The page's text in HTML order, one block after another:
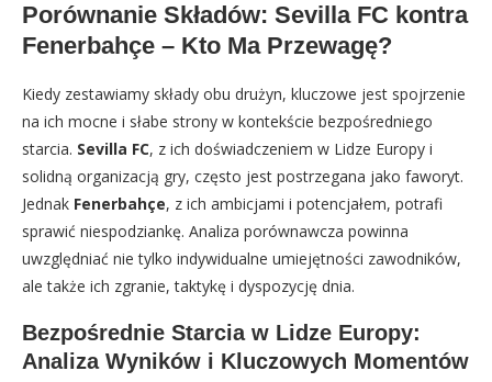
Porównanie Składów: Sevilla FC kontra
Fenerbahçe – Kto Ma Przewagę?
Kiedy zestawiamy składy obu drużyn, kluczowe jest spojrzenie
na ich mocne i słabe strony w kontekście bezpośredniego
starcia. Sevilla FC, z ich doświadczeniem w Lidze Europy i
solidną organizacją gry, często jest postrzegana jako faworyt.
Jednak Fenerbahçe, z ich ambicjami i potencjałem, potrafi
sprawić niespodziankę. Analiza porównawcza powinna
uwzględniać nie tylko indywidualne umiejętności zawodników,
ale także ich zgranie, taktykę i dyspozycję dnia.
Bezpośrednie Starcia w Lidze Europy:
Analiza Wyników i Kluczowych Momentów